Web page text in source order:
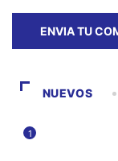
NUEVOS
1